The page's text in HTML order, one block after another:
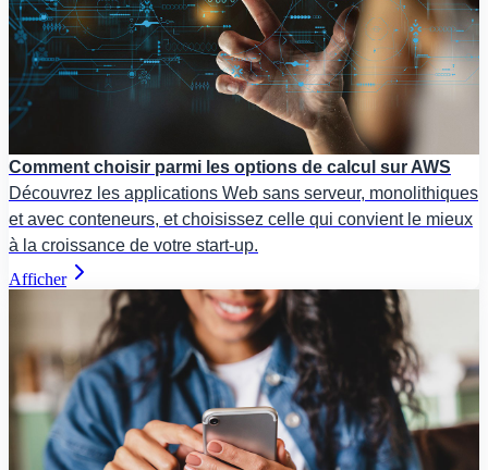
Comment choisir parmi les options de calcul sur AWS
Découvrez les applications Web sans serveur, monolithiques
et avec conteneurs, et choisissez celle qui convient le mieux
à la croissance de votre start-up.
Afficher